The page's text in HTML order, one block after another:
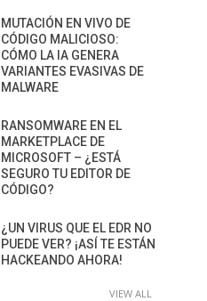
MUTACIÓN EN VIVO DE
CÓDIGO MALICIOSO:
CÓMO LA IA GENERA
VARIANTES EVASIVAS DE
MALWARE
RANSOMWARE EN EL
MARKETPLACE DE
MICROSOFT – ¿ESTÁ
SEGURO TU EDITOR DE
CÓDIGO?
¿UN VIRUS QUE EL EDR NO
PUEDE VER? ¡ASÍ TE ESTÁN
HACKEANDO AHORA!
VIEW ALL